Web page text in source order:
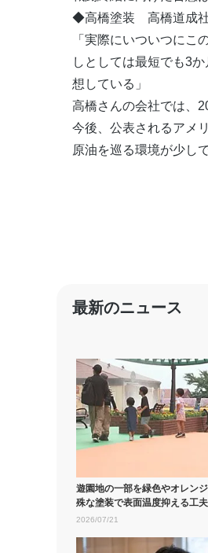
◆高橋塗装 高橋道成
「実際にいついつにこ
しとしては最短でも3
想している」
高橋さんの会社では、
今後、公表されるアメ
原油を巡る環境が少し
最新のニュース
遊園地の一部を緑色やオレン
殊な塗装で表面温度抑える工
も「涼」...
2026/07/21